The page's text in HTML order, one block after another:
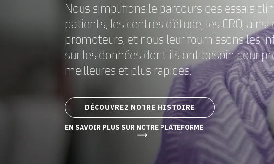
Nous simplifions le parcours des essais
patients, les centres d’étude, les CRO,
promoteurs, et nous leur fournissons les
sur les données dont ils ont besoin pour
meilleures et plus rapides.
DÉCOUVREZ NOTRE HISTOIRE
EN SAVOIR PLUS SUR NOTRE PLATEFORME